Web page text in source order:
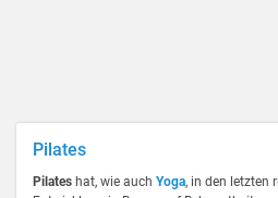
Pilates
Pilates hat, wie auch Yoga, in den letzten